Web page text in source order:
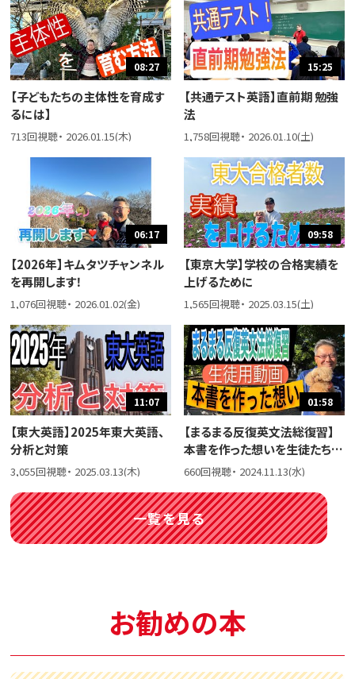
08:27
【子どもたちの主体性を育成す
るには】
713回視聴・ 2026.01.15(木)
15:25
【共通テスト英語】直前期 勉強
法
1,758回視聴・ 2026.01.10(土)
06:17
【2026年】キムタツチャンネル
を再開します！
1,076回視聴・ 2026.01.02(金)
09:58
【東京大学】学校の合格実績を
上げるために
1,565回視聴・ 2025.03.15(土)
11:07
【東大英語】2025年東大英語、
分析と対策
3,055回視聴・ 2025.03.13(木)
01:58
【まるまる反復英文法総復習】
本書を作った想いを生徒たちに
話しました。
660回視聴・ 2024.11.13(水)
一覧を見る
お勧めの本